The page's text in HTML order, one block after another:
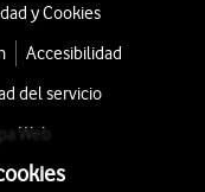
y Cookies
Accesibilidad
del servicio
Web